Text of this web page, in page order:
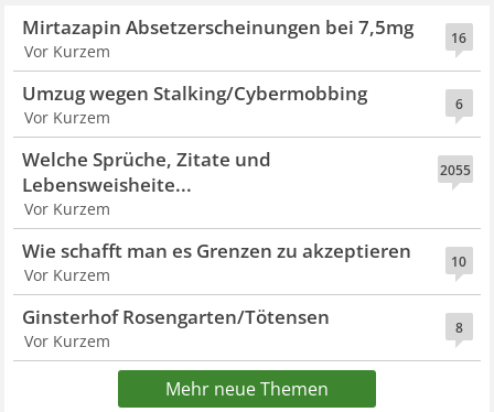
16
Mirtazapin Absetzerscheinungen bei 7,5mg
Vor Kurzem
6
Umzug wegen Stalking/Cybermobbing
Vor Kurzem
2055
Welche Sprüche, Zitate und
Lebensweisheite...
Vor Kurzem
10
Wie schafft man es Grenzen zu akzeptieren
Vor Kurzem
8
Ginsterhof Rosengarten/Tötensen
Vor Kurzem
Mehr neue Themen